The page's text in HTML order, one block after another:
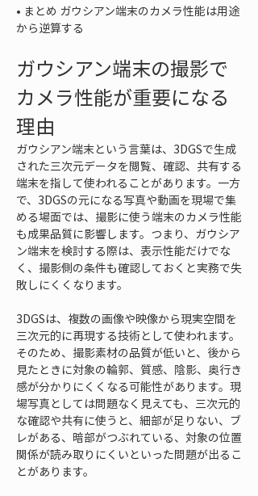
• まとめ ガウシアン端末のカメラ性能は用途
から逆算する
ガウシアン端末の撮影で
カメラ性能が重要になる
理由
ガウシアン端末という言葉は、3DGSで生成
された三次元データを閲覧、確認、共有する
端末を指して使われることがあります。一方
で、3DGSの元になる写真や動画を現場で集
める場面では、撮影に使う端末のカメラ性能
も成果品質に影響します。つまり、ガウシア
ン端末を検討する際は、表示性能だけでな
く、撮影側の条件も確認しておくと実務で失
敗しにくくなります。
3DGSは、複数の画像や映像から現実空間を
三次元的に再現する技術として使われます。
そのため、撮影素材の品質が低いと、後から
見たときに対象の輪郭、質感、陰影、奥行き
感が分かりにくくなる可能性があります。現
場写真としては問題なく見えても、三次元的
な確認や共有に使うと、細部が足りない、ブ
レがある、暗部がつぶれている、対象の位置
関係が読み取りにくいといった問題が出るこ
とがあります。